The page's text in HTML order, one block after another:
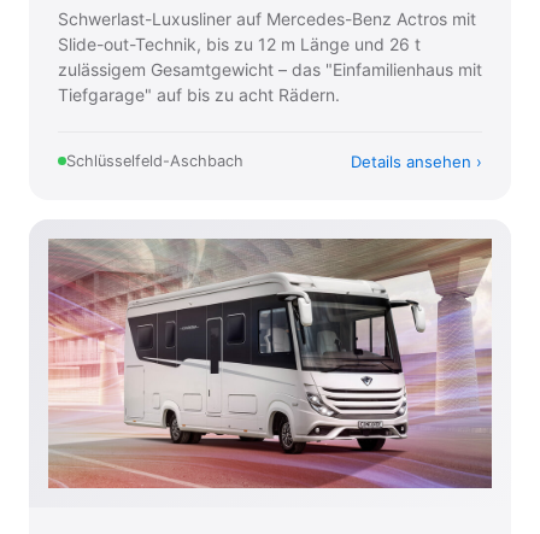
Schwerlast-Luxusliner auf Mercedes-Benz Actros mit
Slide-out-Technik, bis zu 12 m Länge und 26 t
zulässigem Gesamtgewicht – das "Einfamilienhaus mit
Tiefgarage" auf bis zu acht Rädern.
Schlüsselfeld-Aschbach Details ansehen